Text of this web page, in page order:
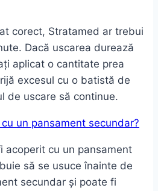
corect, Stratamed ar trebui
Dacă uscarea durează
aplicat o cantitate prea
excesul cu o batistă de
de uscare să continue.
un pansament secundar?
acoperit cu un pansament
să se usuce înainte de
secundar și poate fi